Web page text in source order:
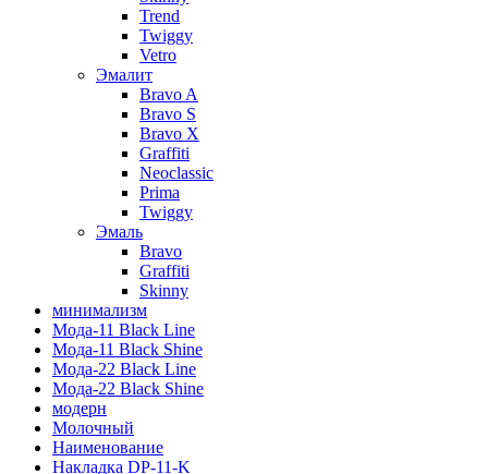
Trend
Twiggy
Vetro
Эмалит
Bravo A
Bravo S
Bravo X
Graffiti
Neoclassic
Prima
Twiggy
Эмаль
Bravo
Graffiti
Skinny
минимализм
Мода-11 Black Line
Мода-11 Black Shine
Мода-22 Black Line
Мода-22 Black Shine
модерн
Молочный
Наименование
Накладка DP-11-K